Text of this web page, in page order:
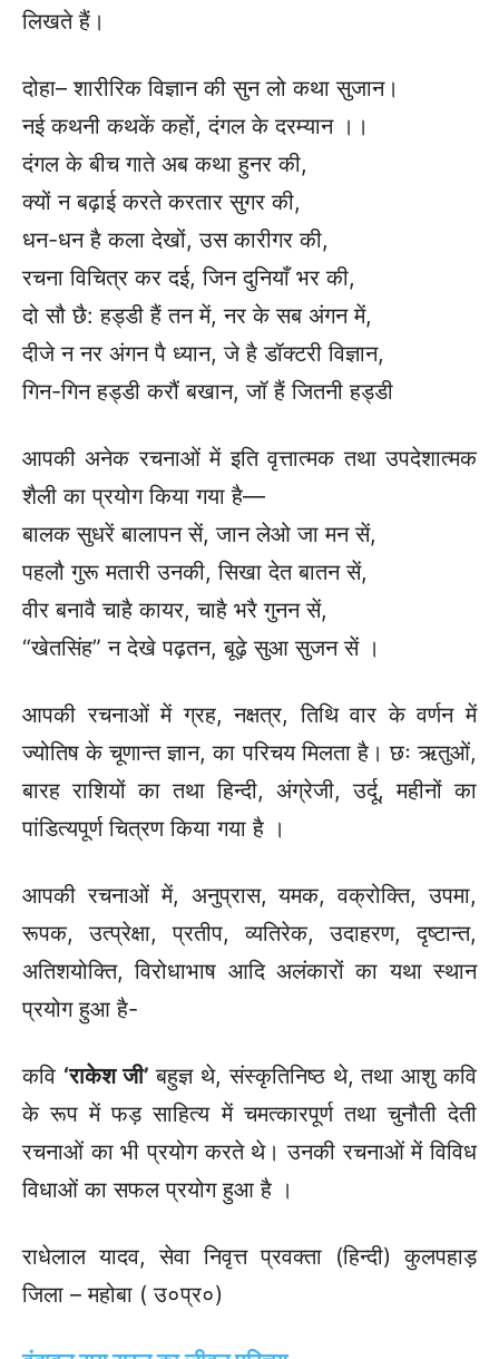
लिखते हैं।
दोहा– शारीरिक विज्ञान की सुन लो कथा सुजान।
नई कथनी कथकें कहों, दंगल के दरम्यान ।।
दंगल के बीच गाते अब कथा हुनर की,
क्यों न बढ़ाई करते करतार सुगर की,
धन-धन है कला देखों, उस कारीगर की,
रचना विचित्र कर दई, जिन दुनियाँ भर की,
दो सौ छै: हड्डी हैं तन में, नर के सब अंगन में,
दीजे न नर अंगन पै ध्यान, जे है डॉक्टरी विज्ञान,
गिन-गिन हड्डी करौं बखान, जॉ हैं जितनी हड्डी
आपकी अनेक रचनाओं में इति वृत्तात्मक तथा उपदेशात्मक
शैली का प्रयोग किया गया है—
बालक सुधरें बालापन सें, जान लेओ जा मन सें,
पहलौ गुरू मतारी उनकी, सिखा देत बातन सें,
वीर बनावै चाहै कायर, चाहै भरै गुनन सें,
“खेतसिंह” न देखे पढ़तन, बूढ़े सुआ सुजन सें ।
आपकी रचनाओं में ग्रह, नक्षत्र, तिथि वार के वर्णन में
ज्योतिष के चूणान्त ज्ञान, का परिचय मिलता है। छः ऋतुओं,
बारह राशियों का तथा हिन्दी, अंग्रेजी, उर्दू, महीनों का
पांडित्यपूर्ण चित्रण किया गया है ।
आपकी रचनाओं में, अनुप्रास, यमक, वक्रोक्ति, उपमा,
रूपक, उत्प्रेक्षा, प्रतीप, व्यतिरेक, उदाहरण, दृष्टान्त,
अतिशयोक्ति, विरोधाभाष आदि अलंकारों का यथा स्थान
प्रयोग हुआ है-
कवि ‘राकेश जी’ बहुज्ञ थे, संस्कृतिनिष्ठ थे, तथा आशु कवि
के रूप में फड़ साहित्य में चमत्कारपूर्ण तथा चुनौती देती
रचनाओं का भी प्रयोग करते थे। उनकी रचनाओं में विविध
विधाओं का सफल प्रयोग हुआ है ।
राधेलाल यादव, सेवा निवृत्त प्रवक्ता (हिन्दी) कुलपहाड़
जिला – महोबा ( उ०प्र०)